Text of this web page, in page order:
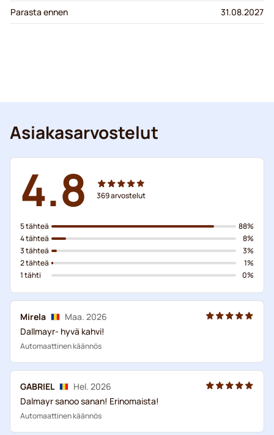
Parasta ennen
31.08.2027
Asiakasarvostelut
4.8 369arvostelut
5 tähteä
4 tähteä
3 tähteä
2 tähteä
1 tähti
88%
8%
3%
1%
0%
Mirela
Maa. 2026
Dallmayr- hyvä kahvi!
Automaattinen käännös
GABRIEL
Hel. 2026
Dalmayr sanoo sanan! Erinomaista!
Automaattinen käännös